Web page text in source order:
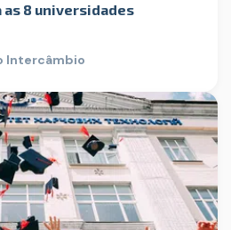
as 8 universidades
Intercâmbio